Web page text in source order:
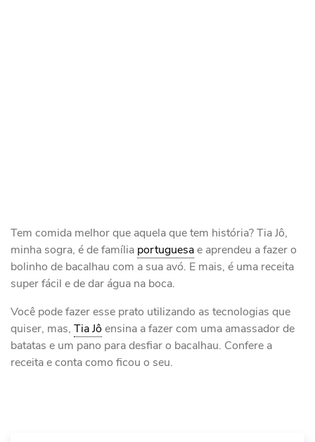
Tem comida melhor que aquela que tem história? Tia Jô,
minha sogra, é de família portuguesae aprendeu a fazer o
bolinho de bacalhau com a sua avó. E mais, é uma receita
super fácil e de dar água na boca.
Você pode fazer esse prato utilizando as tecnologias que
quiser, mas, Tia Jô ensina a fazer com uma amassador de
batatas e um pano para desfiar o bacalhau. Confere a
receita e conta como ficou o seu.